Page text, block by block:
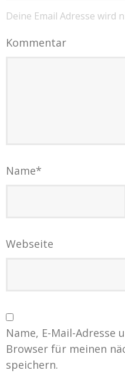
Deine Email Adresse wird
Kommentar
Name*
Webseite
Name, E-Mail-Adresse
Browser für meinen
speichern.